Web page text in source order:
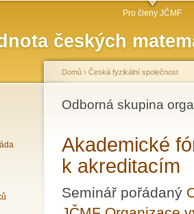
českých
Pro členy JČMF
Jste zde
Domů › Česká fyzikální společnost
Odborná skupina
Akademické
k akreditacím
Seminář pořádaný